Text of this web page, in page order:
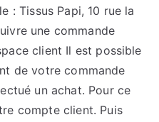
: Tissus Papi, 10 rue la
une commande
client Il est possible
de votre commande
un achat. Pour ce
compte client. Puis